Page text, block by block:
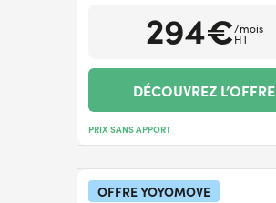
294€/mois
HT
DÉCOUVREZ L’OFFRE
PRIX SANS APPORT
OFFRE YOYOMOVE